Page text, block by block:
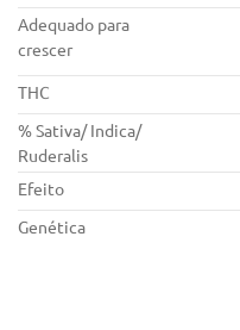
Adequado para
crescer
THC
% Sativa/ Indica/
Ruderalis
Efeito
Genética